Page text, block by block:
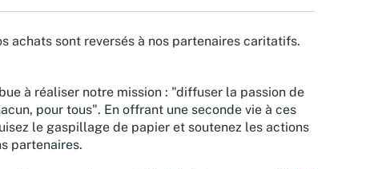
achats sont reversés à nos partenaires caritatifs.
à réaliser notre mission : "diffuser la passion de
pour tous". En offrant une seconde vie à ces
le gaspillage de papier et soutenez les actions
partenaires.